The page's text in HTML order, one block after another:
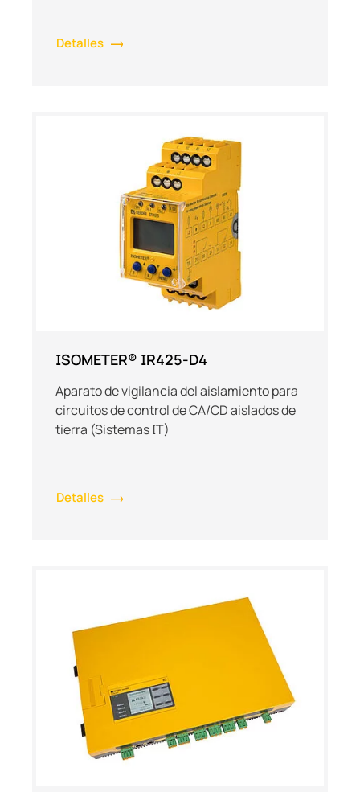
Detalles
ISOMETER® IR425-D4
Aparato de vigilancia del aislamiento para
circuitos de control de CA/CD aislados de
tierra (Sistemas IT)
Detalles